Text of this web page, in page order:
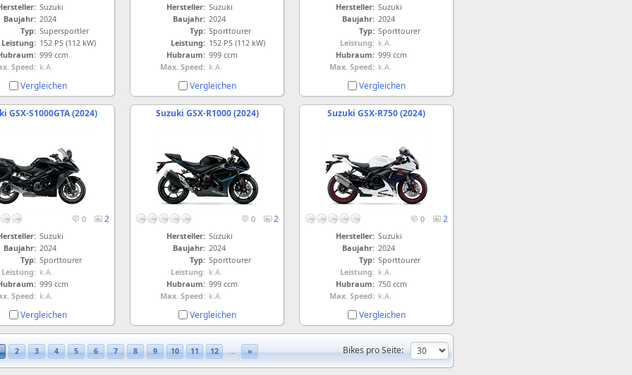
Suzuki
Baujahr: 2024
Typ: Supersportler
Leistung: 152 PS (112 kW)
999 ccm
Speed: k.A.
Vergleichen
Hersteller: Suzuki
Baujahr: 2024
Typ: Sporttourer
Leistung: 152 PS (112 kW)
Hubraum: 999 ccm
Max. Speed: k.A.
Vergleichen
Hersteller: Suzuki
Baujahr: 2024
Typ: Sporttourer
Leistung: k.A.
Hubraum: 999 ccm
Max. Speed: k.A.
Vergleichen
GSX-S1000GTA (2024)
2
0
Suzuki
Baujahr: 2024
Typ: Sporttourer
Leistung: k.A.
999 ccm
Speed: k.A.
Vergleichen
Suzuki GSX-R1000 (2024)
2
0
Hersteller: Suzuki
Baujahr: 2024
Typ: Sporttourer
Leistung: k.A.
Hubraum: 999 ccm
Max. Speed: k.A.
Vergleichen
Suzuki GSX-R750 (2024)
2
0
Hersteller: Suzuki
Baujahr: 2024
Typ: Sporttourer
Leistung: k.A.
Hubraum: 750 ccm
Max. Speed: k.A.
Vergleichen
2 3 4 5 6 7 8 9 10 11 12 ... » Bikes pro Seite: